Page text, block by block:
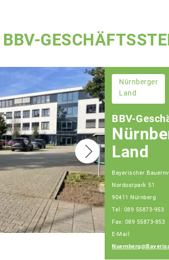
BBV-
Christian
Geschäftsführer
Geschäftsstelle
Nürnberg
Nürnberger
Land
BBV-
Land
Bayerischer
Nordostpark 51
90411 Nürnberg
Tel: 089 55873-953
Fax: 089 55873-853
E-Mail: